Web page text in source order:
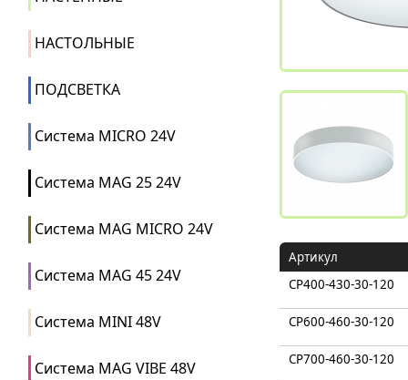
НАСТОЛЬНЫЕ
ПОДСВЕТКА
Система MICRO 24V
Система MAG 25 24V
Система MAG MICRO 24V
Система MAG 45 24V
Система MINI 48V
Система MAG VIBE 48V
Артикул
CP400-430-30-120
CP600-460-30-120
CP700-460-30-120